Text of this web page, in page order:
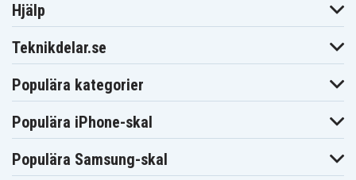
Acer Aspire E5-473T
Acer Aspire E5-522
Acer Aspire E5-722
Acer Aspire E5-772
Acer Aspire ES1-411
Acer Aspire ES1-520
Hjälp
Teknikdelar.se
Populära kategorier
Populära iPhone-skal
Populära Samsung-skal